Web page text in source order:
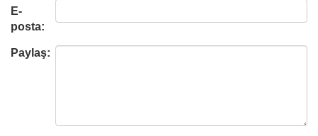
E-
posta:
Paylaş: